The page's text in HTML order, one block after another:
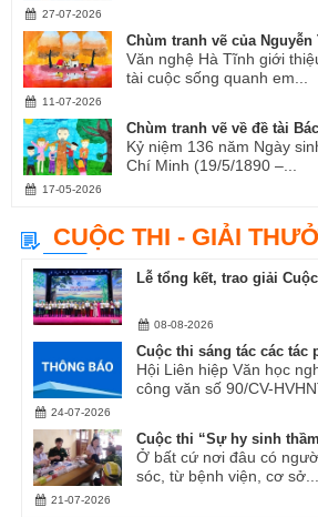
27-07-2026
Chùm tranh vẽ của Nguyễn
Văn nghệ Hà Tĩnh giới
tài cuộc sống quanh em...
11-07-2026
Chùm tranh vẽ về đề tài
Kỷ niệm 136 năm Ngày
Chí Minh (19/5/1890 –...
17-05-2026
CUỘC THI - GIẢI
Lễ tổng kết, trao giải
08-08-2026
Cuộc thi sáng tác các tác
Hội Liên hiệp Văn học
công văn số 90/CV-
24-07-2026
Cuộc thi “Sự hy sinh
Ở bất cứ nơi đâu có
sóc, từ bệnh viện, cơ sở...
21-07-2026